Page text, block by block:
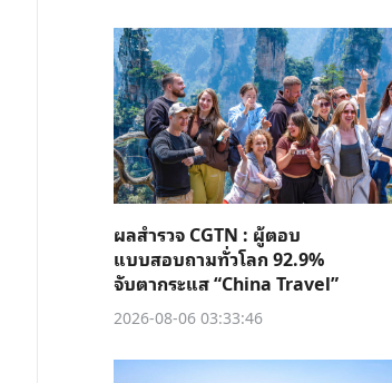
ผลสำรวจ CGTN : ผู้ตอบ
แบบสอบถามทั่วโลก 92.9%
จับตากระแส “China Travel”
2026-08-06 03:33:46